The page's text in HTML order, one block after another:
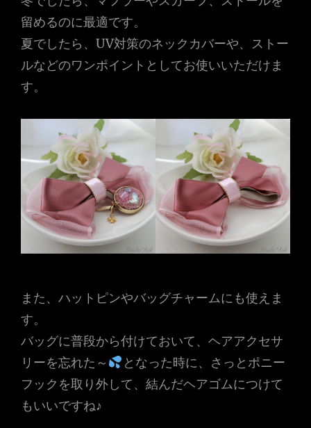
留めるのに最適です。
夏でしたら、UV対策のネックカバーや、ストー
ルなどのワンポイントとしてお使いいただけま
す。
また、ハットピンやバッグチャームにも使えま
す。
バッグに普段から付けておいて、ヘアアクセサ
リーを忘れた～
となった時に、さっとポニー
フックを取り外して、結んだヘアゴムにつけて
もいいですね♪